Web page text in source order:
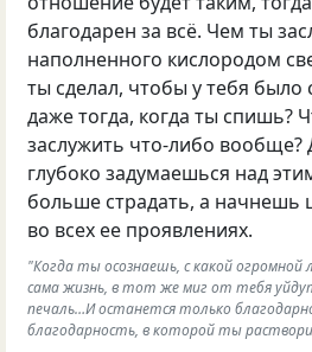
благодарен за всё. Чем ты
наполненного кислородом
ты сделал, чтобы у тебя
даже тогда, когда ты спишь?
заслужить что-либо вообще?
глубоко задумаешься над
больше страдать, а начнешь
во всех ее проявлениях.
"Когда ты осознаешь, с какой
сама жизнь, в тот же миг от тебя
печаль…И останется только
благодарность, в которой ты